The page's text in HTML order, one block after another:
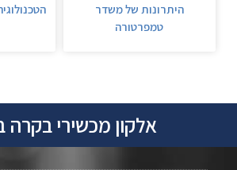
היתרונות של משדר
טמפרטורה
אלקון מכשירי